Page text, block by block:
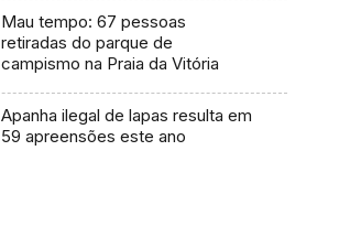
Mau tempo: 67 pessoas
retiradas do parque de
campismo na Praia da Vitória
Apanha ilegal de lapas resulta em
59 apreensões este ano